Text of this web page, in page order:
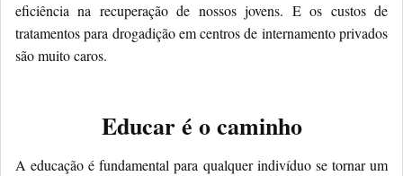
eficiência na recuperação de nossos jovens. E os custos de
tratamentos para drogadição em centros de internamento privados
são muito caros.
Educar é o caminho
A educação é fundamental para qualquer indivíduo se tornar um